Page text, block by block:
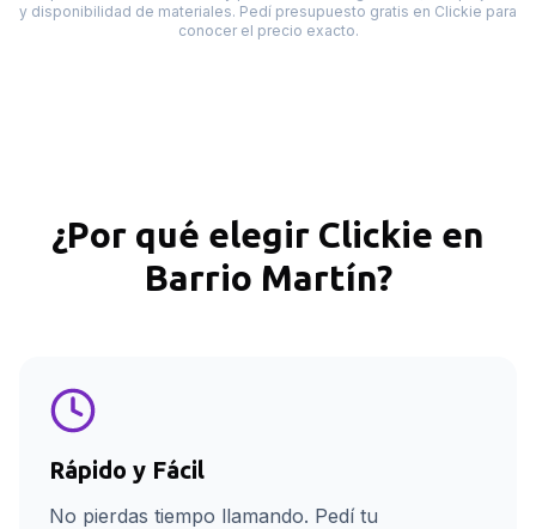
y disponibilidad de materiales. Pedí presupuesto gratis en Clickie para
conocer el precio exacto.
¿Por qué elegir Clickie en
Barrio Martín?
Rápido y Fácil
No pierdas tiempo llamando. Pedí tu